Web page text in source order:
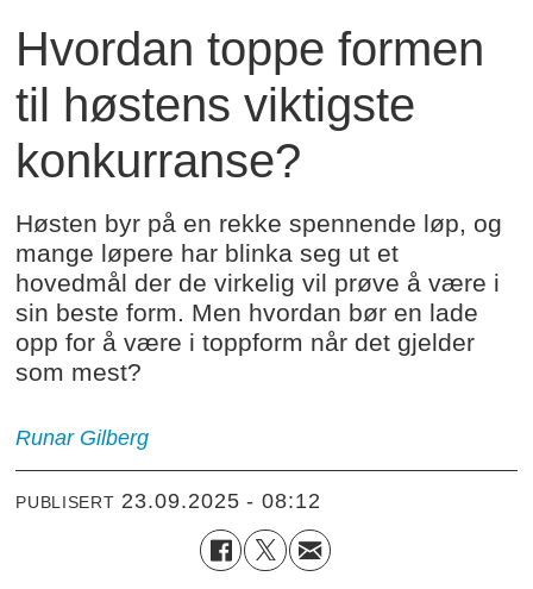
Hvordan toppe formen
til høstens viktigste
konkurranse?
Høsten byr på en rekke spennende løp, og
mange løpere har blinka seg ut et
hovedmål der de virkelig vil prøve å være i
sin beste form. Men hvordan bør en lade
opp for å være i toppform når det gjelder
som mest?
Runar Gilberg
PUBLISERT 23.09.2025 - 08:12